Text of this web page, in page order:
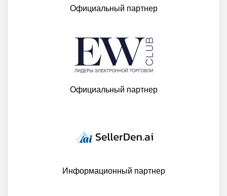
Официальный партнер
Официальный партнер
Информационный партнер